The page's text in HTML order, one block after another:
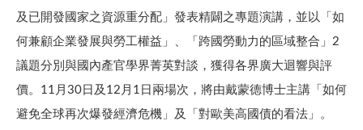
及已開發國家之資源重分配」發表精闢之專題演講，並以「如
何兼顧企業發展與勞工權益」、「跨國勞動力的區域整合」2
議題分別與國內產官學界菁英對談，獲得各界廣大迴響與評
價。11月30日及12月1日兩場次，將由戴蒙德博士主講「如何
避免全球再次爆發經濟危機」及「對歐美高國債的看法」。